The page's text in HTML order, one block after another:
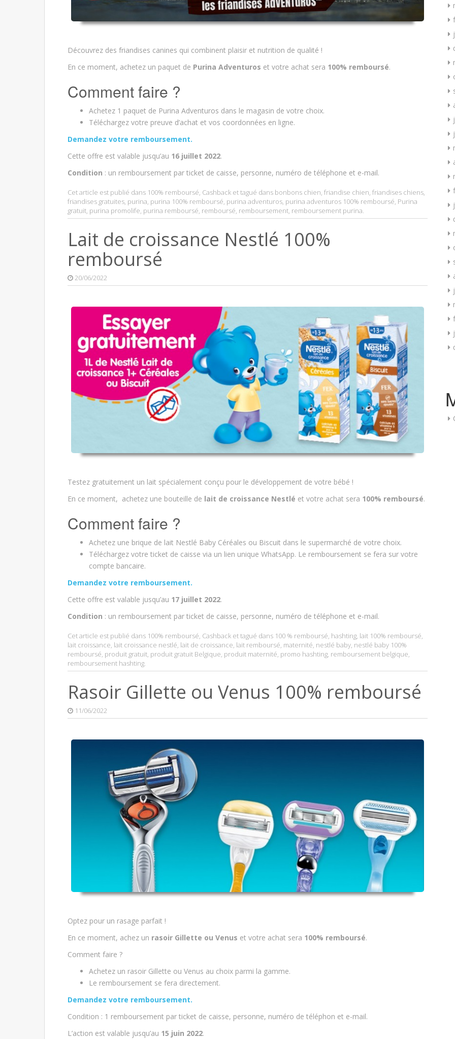
Découvrez des friandises canines qui combinent plaisir et nutrition de qualité !
En ce moment, achetez un paquet de Purina Adventuros et votre achat sera 100% remboursé.
Comment faire ?
Achetez 1 paquet de Purina Adventuros dans le magasin de votre choix.
Téléchargez votre preuve d’achat et vos coordonnées en ligne.
Demandez votre remboursement.
Cette offre est valable jusqu’au 16 juillet 2022.
Condition : un remboursement par ticket de caisse, personne, numéro de téléphone et e-mail.
Cet article est publié dans 100% remboursé, Cashback et tagué dans bonbons chien, friandise chien, friandises chiens,
friandises gratuites, purina, purina 100% remboursé, purina adventuros, purina adventuros 100% remboursé, Purina
gratuit, purina promolife, purina remboursé, remboursé, remboursement, remboursement purina.
Lait de croissance Nestlé 100%
remboursé
20/06/2022
Testez gratuitement un lait spécialement conçu pour le développement de votre bébé !
En ce moment, achetez une bouteille de lait de croissance Nestlé et votre achat sera 100% remboursé.
Comment faire ?
Achetez une brique de lait Nestlé Baby Céréales ou Biscuit dans le supermarché de votre choix.
Téléchargez votre ticket de caisse via un lien unique WhatsApp. Le remboursement se fera sur votre
compte bancaire.
Demandez votre remboursement.
Cette offre est valable jusqu’au 17 juillet 2022.
Condition : un remboursement par ticket de caisse, personne, numéro de téléphone et e-mail.
Cet article est publié dans 100% remboursé, Cashback et tagué dans 100 % remboursé, hashting, lait 100% remboursé,
lait croissance, lait croissance nestlé, lait de croissance, lait remboursé, maternité, nestlé baby, nestlé baby 100%
remboursé, produit gratuit, produit gratuit Belgique, produit maternité, promo hashting, remboursement belgique,
remboursement hashting.
Rasoir Gillette ou Venus 100% remboursé
11/06/2022
Optez pour un rasage parfait !
En ce moment, achez un rasoir Gillette ou Venus et votre achat sera 100% remboursé.
Comment faire ?
Achetez un rasoir Gillette ou Venus au choix parmi la gamme.
Le remboursement se fera directement.
Demandez votre remboursement.
Condition : 1 remboursement par ticket de caisse, personne, numéro de téléphon et e-mail.
L’action est valable jusqu’au 15 juin 2022.